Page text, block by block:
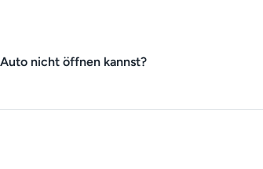
nicht öffnen kannst?